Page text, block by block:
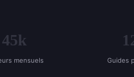
45k
mensuels Guides